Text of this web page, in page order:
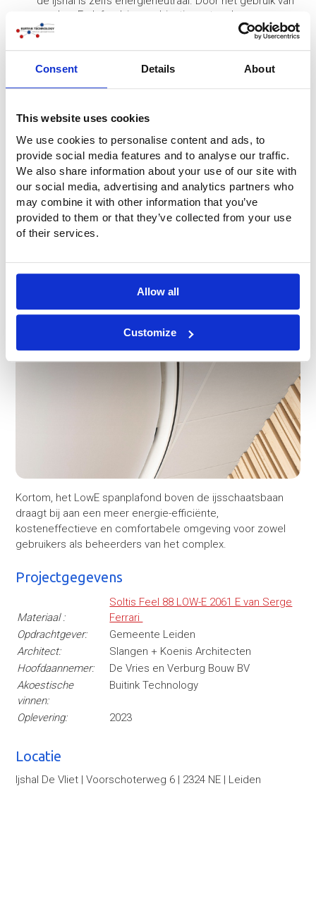
Consent Details About
This website uses cookies
We use cookies to personalise content and ads, to
provide social media features and to analyse our traffic.
We also share information about your use of our site with
our social media, advertising and analytics partners who
may combine it with other information that you’ve
provided to them or that they’ve collected from your use
of their services.
Allow all
Customize
een LowE plafond, in combinatie met andere
duurzame technologieën zoals zonnepanelen, draagt
dit bij aan de algehele duurzaamheid van het gebouw,
duurzaamheid in Nederland.
Kortom, het LowE spanplafond boven de ijsschaatsbaan
draagt bij aan een meer energie-efficiënte,
kosteneffectieve en comfortabele omgeving voor zowel
gebruikers als beheerders van het complex.
Projectgegevens
Materiaal :
Soltis Feel 88 LOW-E 2061 E van Serge
Ferrari
Opdrachtgever:
Gemeente Leiden
Architect:
Slangen + Koenis Architecten
Hoofdaannemer:
De Vries en Verburg Bouw BV
Akoestische
vinnen:
Buitink Technology
Oplevering: 2023
Locatie
Ijshal De Vliet | Voorschoterweg 6 | 2324 NE | Leiden